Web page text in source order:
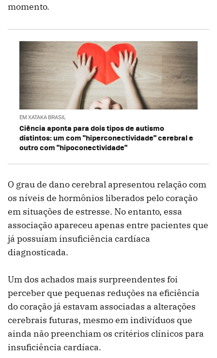
momento.
EM XATAKA BRASIL
Ciência aponta para dois tipos de autismo
distintos: um com "hiperconectividade" cerebral e
outro com "hipoconectividade"
O grau de dano cerebral apresentou relação com
os níveis de hormônios liberados pelo coração
em situações de estresse. No entanto, essa
associação apareceu apenas entre pacientes que
já possuíam insuficiência cardíaca
diagnosticada.
Um dos achados mais surpreendentes foi
perceber que pequenas reduções na eficiência
do coração já estavam associadas a alterações
cerebrais futuras, mesmo em indivíduos que
ainda não preenchiam os critérios clínicos para
insuficiência cardíaca.